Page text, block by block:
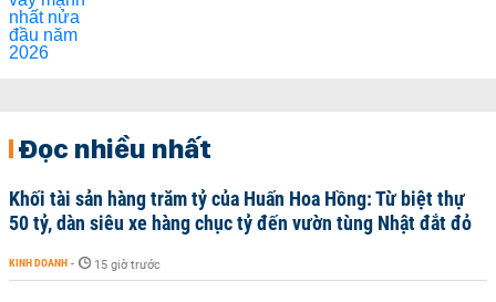
Đọc nhiều nhất
Khối tài sản hàng trăm tỷ của Huấn Hoa Hồng: Từ biệt thự
50 tỷ, dàn siêu xe hàng chục tỷ đến vườn tùng Nhật đắt đỏ
KINH DOANH - 15 giờ trước